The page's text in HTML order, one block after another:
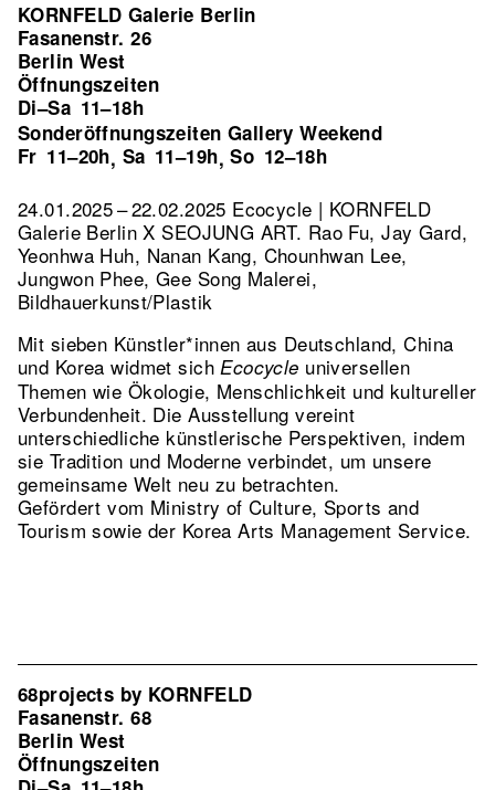
KORNFELD Galerie Berlin
Fasanenstr. 26
Berlin West
Öffnungszeiten
Di–Sa 11–18h
Sonderöffnungszeiten Gallery Weekend
Fr 11–20h, Sa 11–19h,So 12–18h
24.01.2025 – 22.02.2025 Ecocycle | KORNFELD
Galerie Berlin X SEOJUNG ART. Rao Fu, Jay Gard,
Yeonhwa Huh, Nanan Kang, Chounhwan Lee,
Jungwon Phee, Gee Song Malerei,
Bildhauerkunst/Plastik
Mit sieben Künstler*innen aus Deutschland, China
und Korea widmet sichEcocycle universellen
Themen wie Ökologie, Menschlichkeit und kultureller
Verbundenheit. Die Ausstellung vereint
unterschiedliche künstlerische Perspektiven, indem
sie Tradition und Moderne verbindet, um unsere
gemeinsame Welt neu zu betrachten.
Gefördert vom Ministry of Culture, Sports and
Tourism sowie der Korea Arts Management Service.
68projects by KORNFELD
Fasanenstr. 68
Berlin West
Öffnungszeiten